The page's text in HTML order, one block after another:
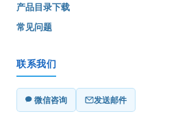
产品目录下载
常见问题
联系我们
微信咨询 发送邮件